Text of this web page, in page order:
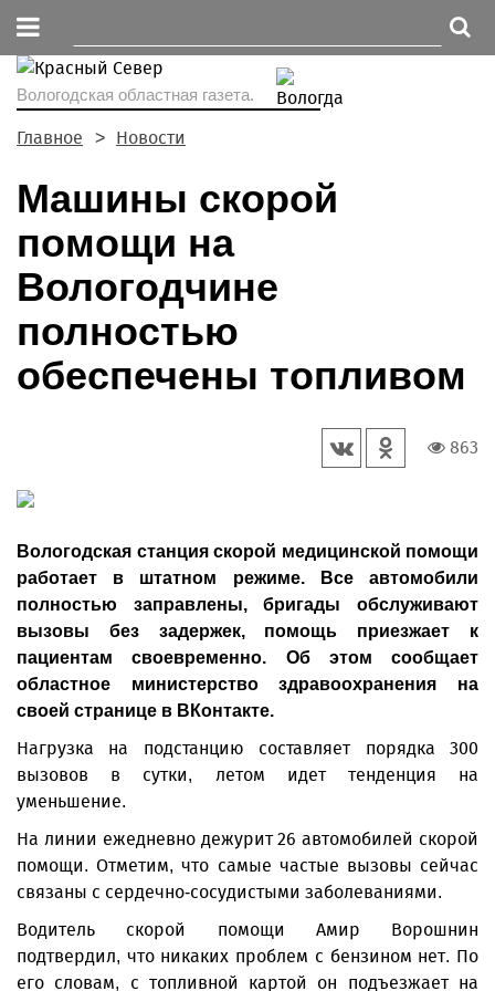
Вологодская областная газета.
Главное Новости
Машины скорой
помощи на
Вологодчине
полностью
обеспечены топливом
863
Вологодская станция скорой медицинской помощи
работает в штатном режиме. Все автомобили
полностью заправлены, бригады обслуживают
вызовы без задержек, помощь приезжает к
пациентам своевременно. Об этом сообщает
областное министерство здравоохранения на
своей странице в ВКонтакте.
Нагрузка на подстанцию составляет порядка 300
вызовов в сутки, летом идет тенденция на
уменьшение.
На линии ежедневно дежурит 26 автомобилей скорой
помощи. Отметим, что самые частые вызовы сейчас
связаны с сердечно-сосудистыми заболеваниями.
Водитель скорой помощи Амир Ворошнин
подтвердил, что никаких проблем с бензином нет. По
его словам, с топливной картой он подъезжает на